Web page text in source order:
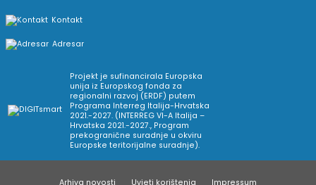
Kontakt
Adresar
Projekt je sufinancirala Europska
unija iz Europskog fonda za
regionalni razvoj (ERDF) putem
Programa Interreg Italija-Hrvatska
2021.-2027. (INTERREG VI-A Italija –
Hrvatska 2021.-2027., Program
prekogranične suradnje u okviru
Europske teritorijalne suradnje).
Arhiva novosti Uvjeti korištenja Impressum